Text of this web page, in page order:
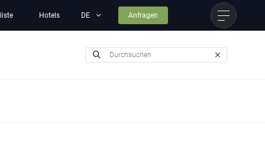
Hotels Anfragen